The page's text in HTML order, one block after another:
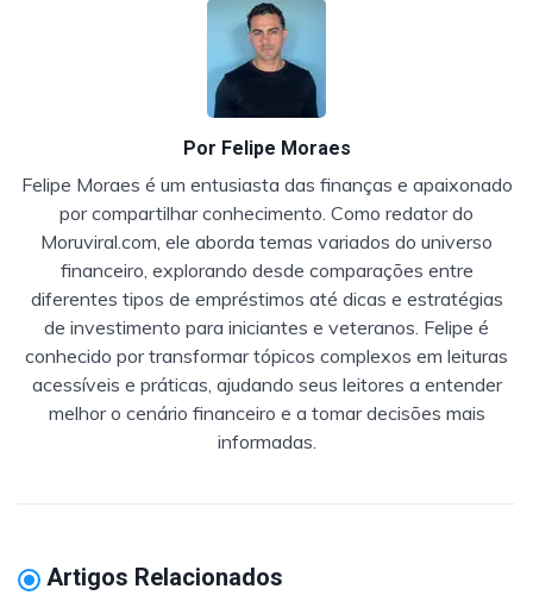
Por Felipe Moraes
Felipe Moraes é um entusiasta das finanças e apaixonado
por compartilhar conhecimento. Como redator do
Moruviral.com, ele aborda temas variados do universo
financeiro, explorando desde comparações entre
diferentes tipos de empréstimos até dicas e estratégias
de investimento para iniciantes e veteranos. Felipe é
conhecido por transformar tópicos complexos em leituras
acessíveis e práticas, ajudando seus leitores a entender
melhor o cenário financeiro e a tomar decisões mais
informadas.
Artigos Relacionados